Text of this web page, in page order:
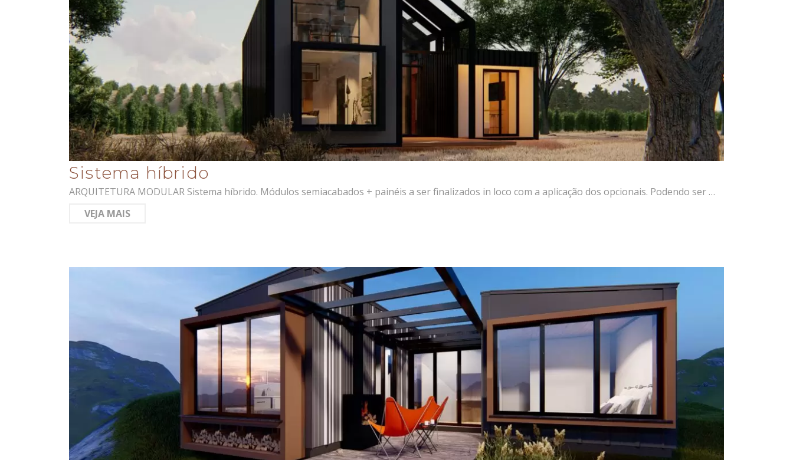
Sistema híbrido
ARQUITETURA MODULAR Sistema híbrido. Módulos semiacabados + painéis a ser finalizados in loco com a aplicação dos opcionais. Podendo ser …
VEJA MAIS